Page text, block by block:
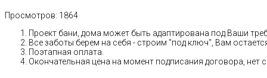
Просмотров: 1864
Проект бани, дома может быть адаптирована под Ваши
Все заботы берем на себя - строим "под ключ", Вам
Поэтапная оплата.
Окончательная цена на момент подписания договора, нет